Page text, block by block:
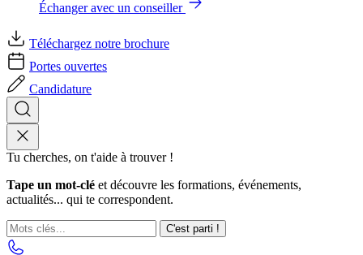
Échanger avec un conseiller
Téléchargez notre brochure
Portes ouvertes
Candidature
Tu cherches, on t'aide à trouver !
Tape un mot-clé et découvre les formations, événements,
actualités... qui te correspondent.
C'est parti !